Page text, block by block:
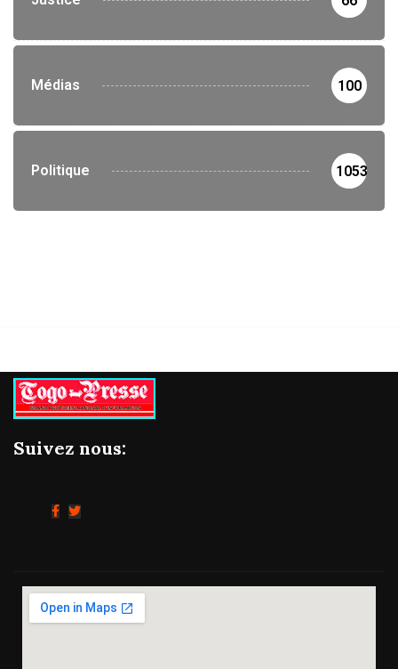
Médias 100
Politique 1053
Suivez nous: